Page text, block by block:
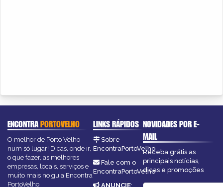
ENCONTRAPORTOVELHO
O melhor de Porto Velho
num só lugar! Dicas, onde ir,
o que fazer, as melhores
empresas, locais, serviços e
muito mais no guia Encontra
PortoVelho
LINKS RÁPIDOS
Sobre
EncontraPortoVelho
Fale com o
EncontraPortoVelho
ANUNCIE:
NOVIDADES POR E-
MAIL
Receba grátis as
principais notícias,
dicas e promoções